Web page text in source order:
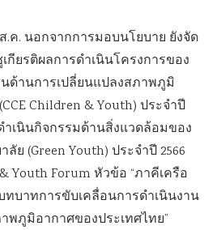
.ค. นอกจากการมอบนโยบาย ยังจัด
กียรติผลการดำเนินโครงการของ
นด้านการเปลี่ยนแปลงสภาพภูมิ
Children & Youth) ประจำปี
ำเนินกิจกรรมด้านสิ่งแวดล้อมของ
ย (Green Youth) ประจำปี 2566
Youth Forum หัวข้อ “ภาคีเครือ
ทบาทการขับเคลื่อนการดำเนินงาน
พภูมิอากาศของประเทศไทย”